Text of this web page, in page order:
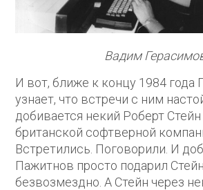
Вадим
И вот, ближе к концу 1984 года
узнает, что встречи с ним
добивается некий Роберт
британской софтверной
Встретились. Поговорили. И
Пажитнов просто подарил
безвозмездно. А Стейн через